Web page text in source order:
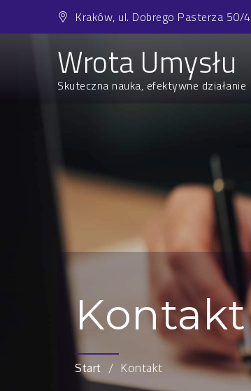
Kraków, ul. Dobrego Pasterza 50/4
Wrota Umysłu
Skuteczna nauka, efektywne działanie
Kontakt
Start Kontakt